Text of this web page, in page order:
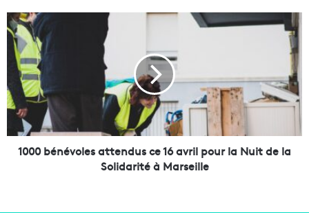
l
a
n
e
o
1
0
0
é
n
v
1000 bénévoles attendus ce 16 avril pour la Nuit de la
Solidarité à Marseille